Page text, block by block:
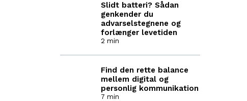
Slidt batteri? Sådan
genkender du
advarselstegnene og
forlænger levetiden
2 min
Find den rette balance
mellem digital og
personlig kommunikation
7 min